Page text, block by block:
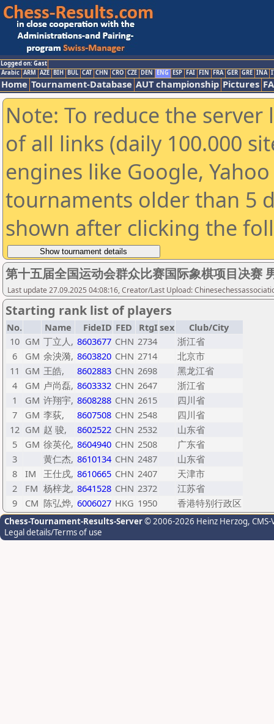
Logged on: Gast
Arabic ARM AZE BIH BUL CAT CHN CRO CZE DEN ENG ESP FAI FIN FRA GER GRE INA
Home Tournament-Database AUT championship Pictures
Note: To reduce the
of all links (daily 100.000
engines like Google,
tournaments older than 5
shown after clicking the
第十五届全国运动会群众比赛国际象棋项目决赛
Last update 27.09.2025 04:08:16, Creator/Last Upload:
Starting rank list of players
No. Name FideID FED RtgIsex
Club/City
10 GM 丁立人, 8603677 CHN 2734
浙江省
6
GM 余泱漪, 8603820 CHN 2714
北京市
11 GM 王皓, 8602883 CHN 2698
黑龙江省
4
GM 卢尚磊, 8603332 CHN 2647
浙江省
1
GM 许翔宇, 8608288 CHN 2615
四川省
7
GM 李荻, 8607508 CHN 2548
四川省
12 GM 赵 骏, 8602522 CHN 2532
山东省
5
GM 徐英伦, 8604940 CHN 2508
广东省
3
黄仁杰, 8610134 CHN 2487
山东省
8
IM 王仕戌, 8610665 CHN 2407
天津市
2
FM 杨梓龙, 8641528 CHN 2372
江苏省
9
CM 陈弘烨, 6006027 HKG 1950 香港特别行政区
Chess-Tournament-Results-Server© 2006-2026 Heinz Herzog,
Legal details/Terms of use